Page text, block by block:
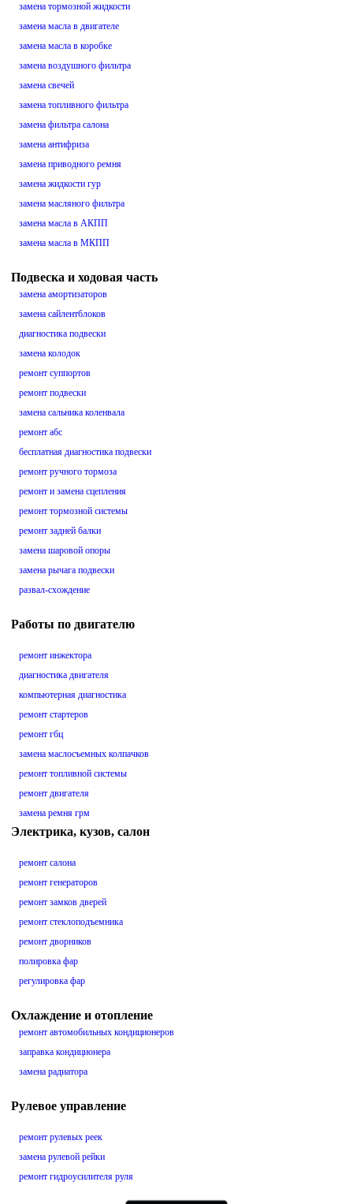
замена тормозной жидкости
замена масла в двигателе
замена масла в коробке
замена воздушного фильтра
замена свечей
замена топливного фильтра
замена фильтра салона
замена антифриза
замена приводного ремня
замена жидкости гур
замена масляного фильтра
замена масла в АКПП
замена масла в МКПП
Подвеска и ходовая часть
замена амортизаторов
замена сайлентблоков
диагностика подвески
замена колодок
ремонт суппортов
ремонт подвески
замена сальника коленвала
ремонт абс
бесплатная диагностика подвески
ремонт ручного тормоза
ремонт и замена сцепления
ремонт тормозной системы
ремонт задней балки
замена шаровой опоры
замена рычага подвески
развал-схождение
Работы по двигателю
ремонт инжектора
диагностика двигателя
компьютерная диагностика
ремонт стартеров
ремонт гбц
замена маслосъемных колпачков
ремонт топливной системы
ремонт двигателя
замена ремня грм
Электрика, кузов, салон
ремонт салона
ремонт генераторов
ремонт замков дверей
ремонт стеклоподъемника
ремонт дворников
полировка фар
регулировка фар
Охлаждение и отопление
ремонт автомобильных кондиционеров
заправка кондиционера
замена радиатора
Рулевое управление
ремонт рулевых реек
замена рулевой рейки
ремонт гидроусилителя руля